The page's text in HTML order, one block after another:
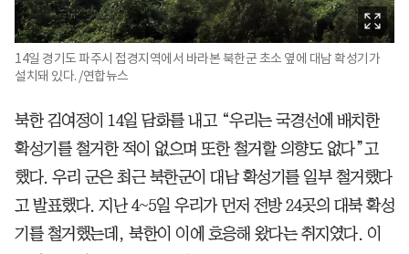
14일 경기도 파주시 접경지역에서 바라본 북한군 초소 옆에 대남 확성기가
설치돼 있다. /연합뉴스
북한 김여정이 14일 담화를 내고 “우리는 국경선에 배치한
확성기를 철거한 적이 없으며 또한 철거할 의향도 없다”고
했다. 우리 군은 최근 북한군이 대남 확성기를 일부 철거했다
고 발표했다. 지난 4~5일 우리가 먼저 전방 24곳의 대북 확성
기를 철거했는데, 북한이 이에 호응해 왔다는 취지였다. 이